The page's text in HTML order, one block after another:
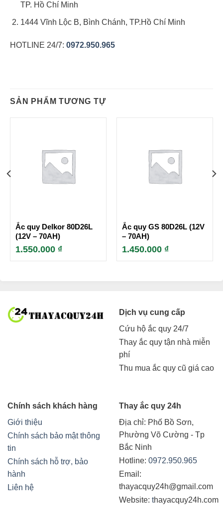
TP. Hồ Chí Minh
1444 Vĩnh Lộc B, Bình Chánh, TP.Hồ Chí Minh
HOTLINE 24/7: 0972.950.965
SẢN PHẨM TƯƠNG TỰ
Ắc quy Delkor 80D26L
(12V – 70AH)
1.550.000 ₫
Ắc quy GS 80D26L (12V
– 70AH)
1.450.000 ₫
Dịch vụ cung cấp
Cứu hộ ắc quy 24/7
Thay ắc quy tận nhà miễn
phí
Thu mua ắc quy cũ giá cao
Chính sách khách hàng
Giới thiệu
Chính sách bảo mật thông
tin
Chính sách hỗ trợ, bảo
hành
Liên hệ
Thay ắc quy 24h
Địa chỉ: Phố Bồ Sơn,
Phường Võ Cường - Tp
Bắc Ninh
Hotline: 0972.950.965
Email:
thayacquy24h@gmail.com
Website: thayacquy24h.com